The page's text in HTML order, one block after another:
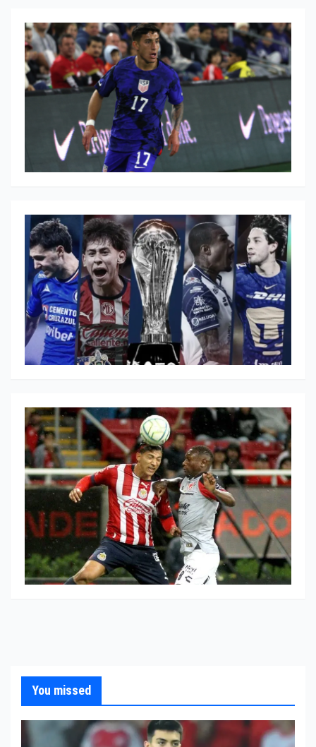
You missed